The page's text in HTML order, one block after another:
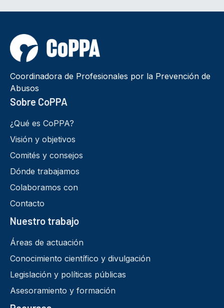
Coordinadora de Profesionales por la Prevención de
Abusos
Sobre CoPPA
¿Qué es CoPPA?
Visión y objetivos
Comités y consejos
Dónde trabajamos
Colaboramos con
Contacto
Nuestro trabajo
Áreas de actuación
Conocimiento científico y divulgación
Legislación y políticas públicas
Asesoramiento y formación